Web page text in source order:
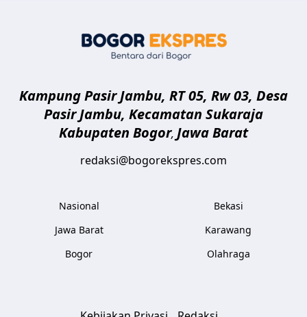
Kampung Pasir Jambu, RT 05, Rw 03, Desa
Pasir Jambu, Kecamatan Sukaraja
Kabupaten Bogor, Jawa Barat
redaksi@bogorekspres.com
Nasional
Jawa Barat
Bogor
Bekasi
Karawang
Olahraga